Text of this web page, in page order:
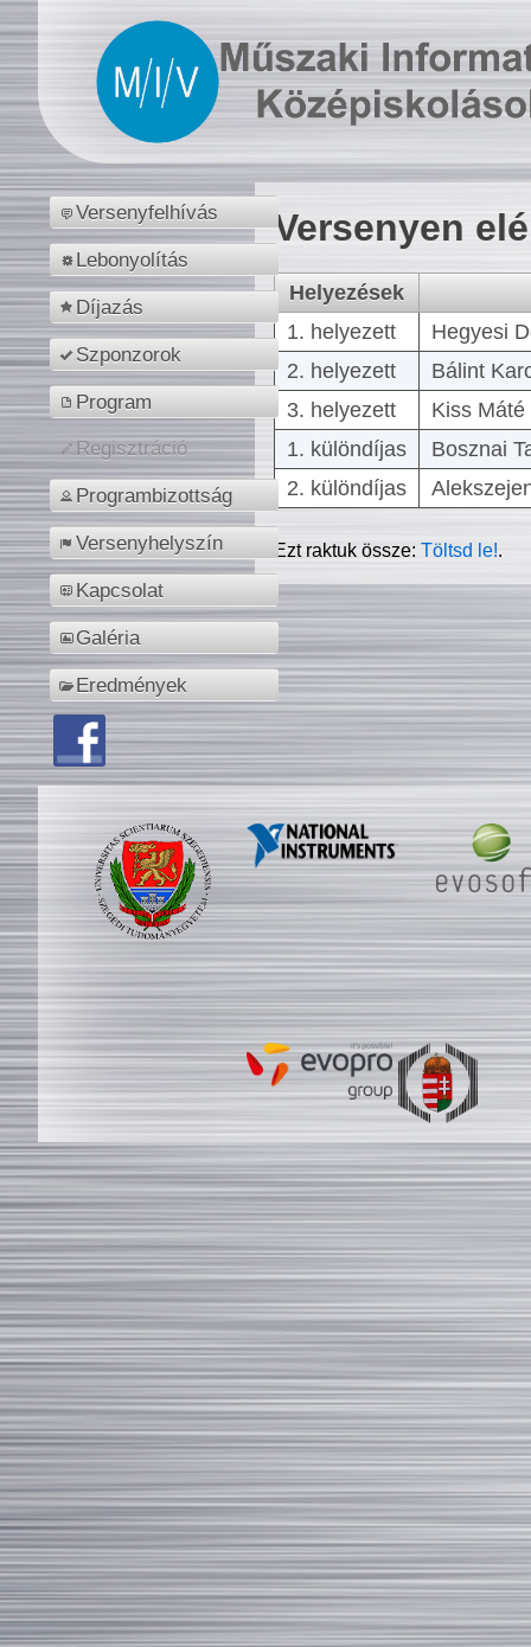
Versenyfelhívás
Lebonyolítás
Díjazás
Szponzorok
Program
Regisztráció
Programbizottság
Versenyhelyszín
Kapcsolat
Galéria
Eredmények
Versenyen
Helyezések
1. helyezett
Hegyesi
2. helyezett
Bálint
3. helyezett
Kiss
1. különdíjas
Bosznai
2. különdíjas
Ezt raktuk össze:Töltsd le!.